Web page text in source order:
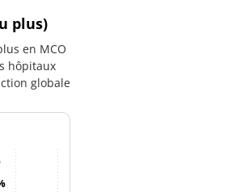
plus)
en MCO
hôpitaux
globale